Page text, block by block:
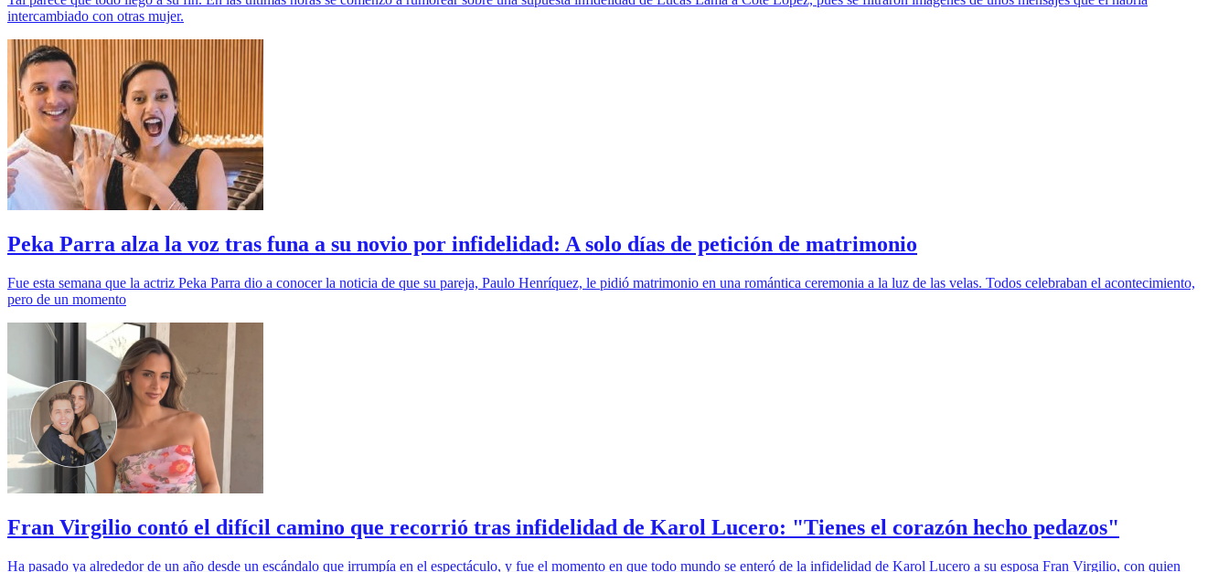
intercambiado con otras mujer.
Peka Parra alza la voz tras funa a su novio por infidelidad: A solo días de petición de matrimonio
Fue esta semana que la actriz Peka Parra dio a conocer la noticia de que su pareja, Paulo Henríquez, le pidió matrimonio en una romántica ceremonia a la luz de las velas. Todos celebraban el acontecimiento,
pero de un momento
Fran Virgilio contó el difícil camino que recorrió tras infidelidad de Karol Lucero: "Tienes el corazón hecho pedazos"
Ha pasado ya alrededor de un año desde un escándalo que irrumpía en el espectáculo, y fue el momento en que todo mundo se enteró de la infidelidad de Karol Lucero a su esposa Fran Virgilio, con quien